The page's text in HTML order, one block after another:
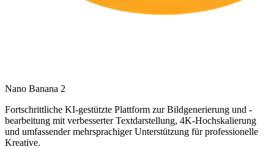
Nano Banana 2
Fortschrittliche KI-gestützte Plattform zur Bildgenerierung und -
bearbeitung mit verbesserter Textdarstellung, 4K-Hochskalierung
und umfassender mehrsprachiger Unterstützung für professionelle
Kreative.